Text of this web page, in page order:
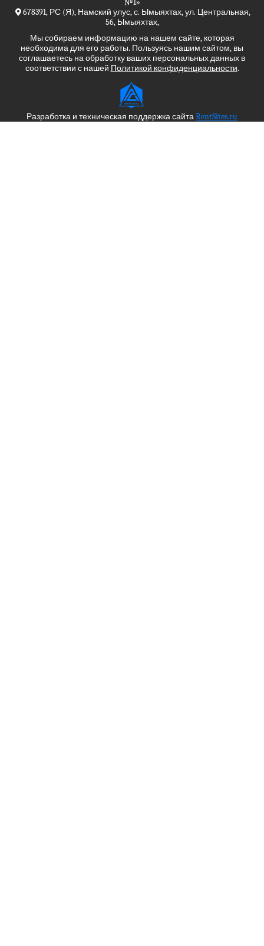
№1»
678391, РС (Я), Намский улус, с. Ымыяхтах, ул. Центральная,
56, Ымыяхтах,
Мы собираем информацию на нашем сайте, которая
необходима для его работы. Пользуясь нашим сайтом, вы
соглашаетесь на обработку ваших персональных данных в
соответствии с нашей Политикой конфиденциальности.
Разработка и техническая поддержка сайтаRentSites.ru